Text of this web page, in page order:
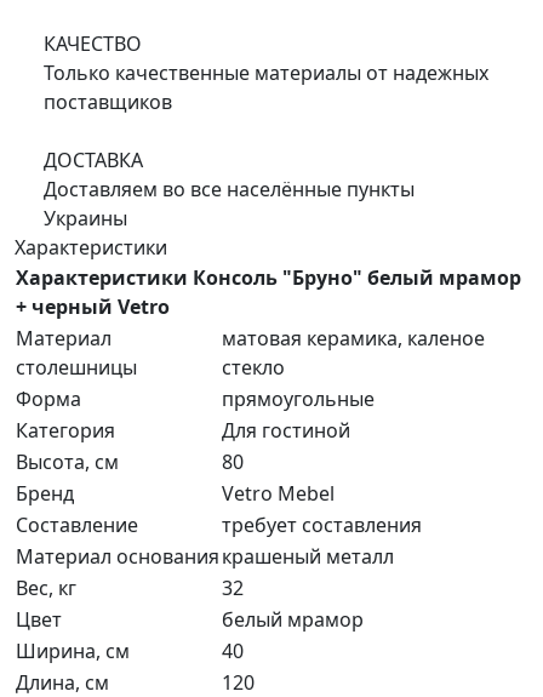
КАЧЕСТВО
Только качественные материалы от надежных
поставщиков
ДОСТАВКА
Доставляем во все населённые пункты
Украины
Характеристики
Характеристики Консоль "Бруно" белый мрамор
+ черный Vetro
Материал
столешницы
матовая керамика, каленое
стекло
Форма
прямоугольные
Категория
Для гостиной
Высота, см
80
Бренд
Vetro Mebel
Составление
требует составления
Материал основаниякрашеный металл
Вес, кг
32
Цвет
белый мрамор
Ширина, см
40
Длина, см
120